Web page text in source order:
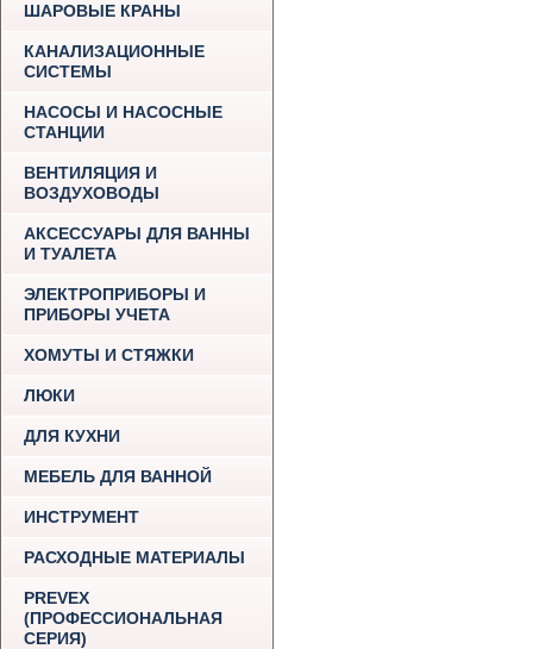
ШАРОВЫЕ КРАНЫ
КАНАЛИЗАЦИОННЫЕ
СИСТЕМЫ
НАСОСЫ И НАСОСНЫЕ
СТАНЦИИ
ВЕНТИЛЯЦИЯ И
ВОЗДУХОВОДЫ
АКСЕССУАРЫ ДЛЯ ВАННЫ
И ТУАЛЕТА
ЭЛЕКТРОПРИБОРЫ И
ПРИБОРЫ УЧЕТА
ХОМУТЫ И СТЯЖКИ
ЛЮКИ
ДЛЯ КУХНИ
МЕБЕЛЬ ДЛЯ ВАННОЙ
ИНСТРУМЕНТ
РАСХОДНЫЕ МАТЕРИАЛЫ
PREVEX
(ПРОФЕССИОНАЛЬНАЯ
СЕРИЯ)